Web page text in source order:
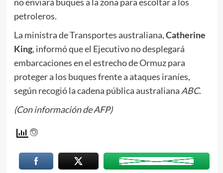
petroleros.
La ministra de Transportes australiana,Catherine
King, informó que el Ejecutivo no desplegará
embarcaciones en el estrecho de Ormuz para
proteger a los buques frente a ataques iraníes,
según recogió la cadena pública australiana ABC.
(Con información de AFP)